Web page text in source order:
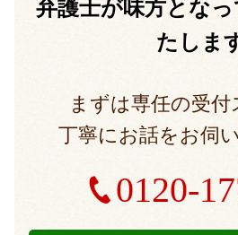
弁護士が味方となっ
たしま
まずは専任の受
丁寧にお話をお伺
0120-